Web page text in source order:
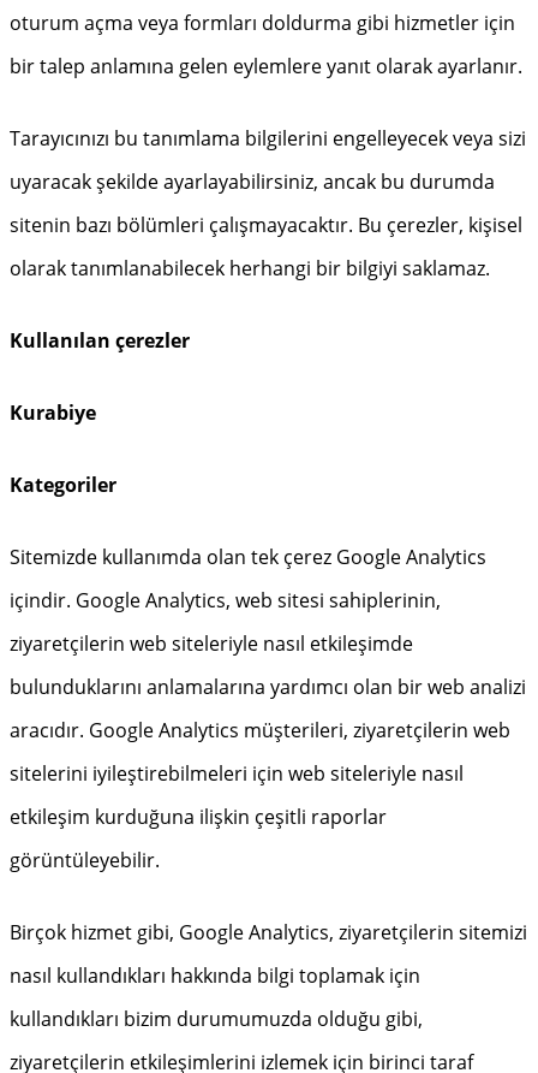
oturum açma veya formları doldurma gibi hizmetler için
bir talep anlamına gelen eylemlere yanıt olarak ayarlanır.
Tarayıcınızı bu tanımlama bilgilerini engelleyecek veya sizi
uyaracak şekilde ayarlayabilirsiniz, ancak bu durumda
sitenin bazı bölümleri çalışmayacaktır. Bu çerezler, kişisel
olarak tanımlanabilecek herhangi bir bilgiyi saklamaz.
Kullanılan çerezler
Kurabiye
Kategoriler
Sitemizde kullanımda olan tek çerez Google Analytics
içindir. Google Analytics, web sitesi sahiplerinin,
ziyaretçilerin web siteleriyle nasıl etkileşimde
bulunduklarını anlamalarına yardımcı olan bir web analizi
aracıdır. Google Analytics müşterileri, ziyaretçilerin web
sitelerini iyileştirebilmeleri için web siteleriyle nasıl
etkileşim kurduğuna ilişkin çeşitli raporlar
görüntüleyebilir.
Birçok hizmet gibi, Google Analytics, ziyaretçilerin sitemizi
nasıl kullandıkları hakkında bilgi toplamak için
kullandıkları bizim durumumuzda olduğu gibi,
ziyaretçilerin etkileşimlerini izlemek için birinci taraf